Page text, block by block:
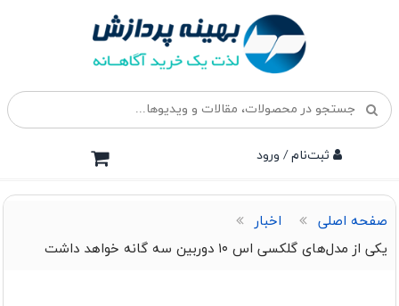
ثبت‌نام / ورود
صفحه اصلی
اخبار
یکی از مدل‌های گلکسی اس ۱۰ دوربین سه گانه خواهد داشت